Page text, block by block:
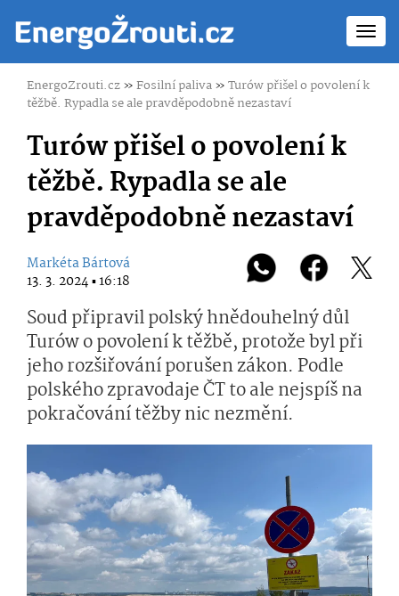
EnergoZrouti.cz»Fosilní paliva»Turów přišel o povolení k
těžbě. Rypadla se ale pravděpodobně nezastaví
Turów přišel o povolení k
těžbě. Rypadla se ale
pravděpodobně nezastaví
Markéta Bártová
13. 3. 2024 ▪ 16:18
Soud připravil polský hnědouhelný důl
Turów o povolení k těžbě, protože byl při
jeho rozšiřování porušen zákon. Podle
polského zpravodaje ČT to ale nejspíš na
pokračování těžby nic nezmění.